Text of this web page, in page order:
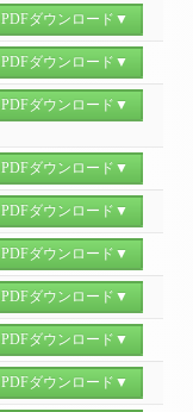
PDFダウンロード▼
PDFダウンロード▼
PDFダウンロード▼
PDFダウンロード▼
PDFダウンロード▼
PDFダウンロード▼
PDFダウンロード▼
PDFダウンロード▼
PDFダウンロード▼